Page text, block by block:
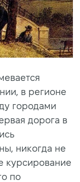
в регионе
городами
дорога в
никогда не
курсирование
по